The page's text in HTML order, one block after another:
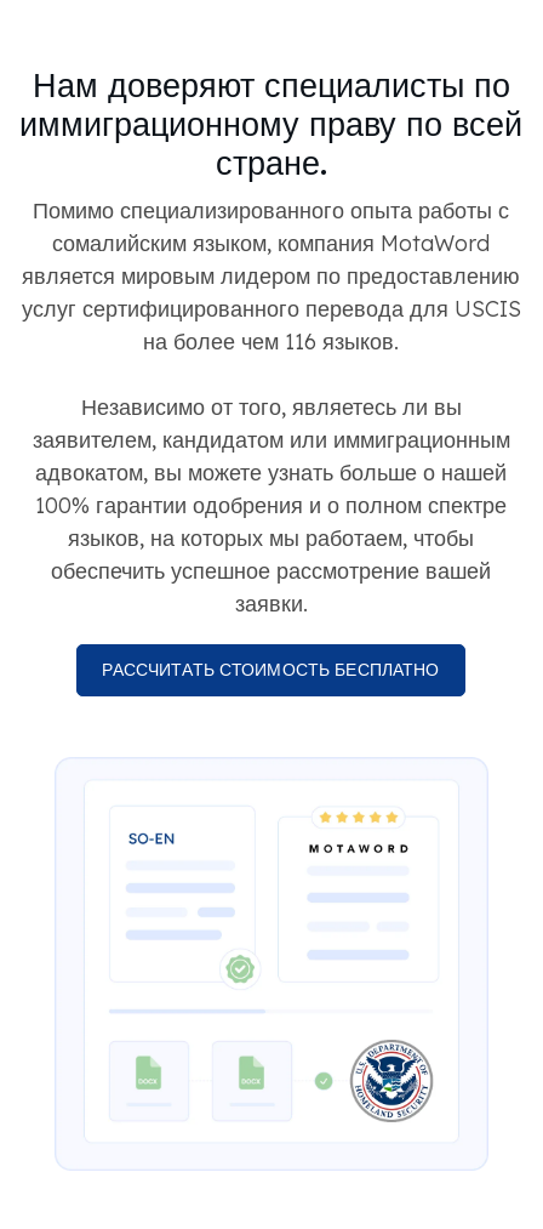
Нам доверяют специалисты по
иммиграционному праву по всей
стране.
Помимо специализированного опыта работы с
сомалийским языком, компания MotaWord
является мировым лидером по предоставлению
услуг сертифицированного перевода для USCIS
на более чем 116 языков.
Независимо от того, являетесь ли вы
заявителем, кандидатом или иммиграционным
адвокатом, вы можете узнать больше о нашей
100% гарантии одобрения и о полном спектре
языков, на которых мы работаем, чтобы
обеспечить успешное рассмотрение вашей
заявки.
РАССЧИТАТЬ СТОИМОСТЬ БЕСПЛАТНО